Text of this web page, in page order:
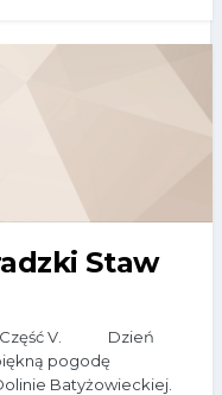
Staw
Część V. Dzień
pogodę
Batyżowieckiej.